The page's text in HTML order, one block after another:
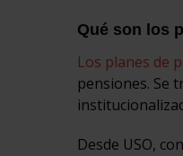
Qué son los
Los planes de
pensiones. Se
Desde USO,